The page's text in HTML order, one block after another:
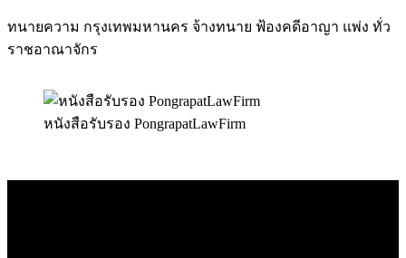
ทนายความ กรุงเทพมหานคร จ้างทนาย ฟ้องคดีอาญา แพ่ง ทั่ว
ราชอาณาจักร
หนังสือรับรอง PongrapatLawFirm